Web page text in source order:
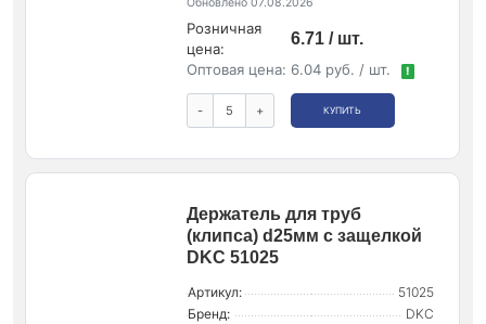
Обновлено 07.08.2026
Розничная
цена:
6.71 / шт.
Оптовая цена: 6.04 руб. / шт. !
- + КУПИТЬ
Держатель для труб
(клипса) d25мм с защелкой
DKC 51025
Артикул:
51025
Бренд:
DKC